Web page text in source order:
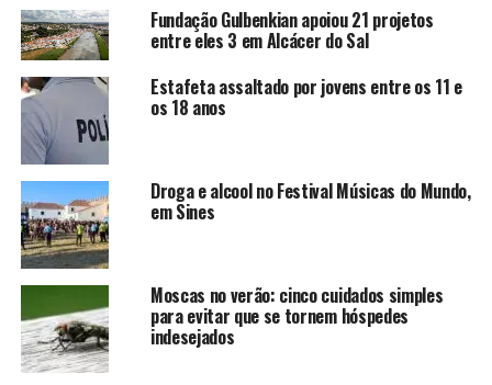
Fundação Gulbenkian apoiou 21 projetos
entre eles 3 em Alcácer do Sal
Estafeta assaltado por jovens entre os 11 e
os 18 anos
Droga e alcool no Festival Músicas do Mundo,
em Sines
Moscas no verão: cinco cuidados simples
para evitar que se tornem hóspedes
indesejados